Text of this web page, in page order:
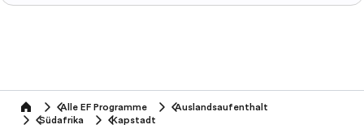
home Alle EF Programme
Auslandsaufenthalt
Südafrika
Kapstadt